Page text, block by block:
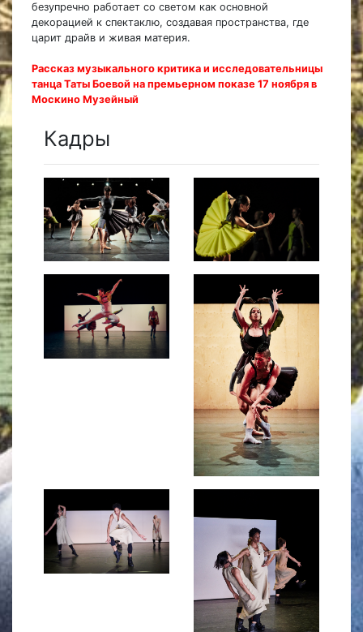
безупречно работает со светом как основной
декорацией к спектаклю, создавая пространства, где
царит драйв и живая материя.
Рассказ музыкального критика и исследовательницы
танца Таты Боевой на премьерном показе 17 ноября в
Москино Музейный
Кадры